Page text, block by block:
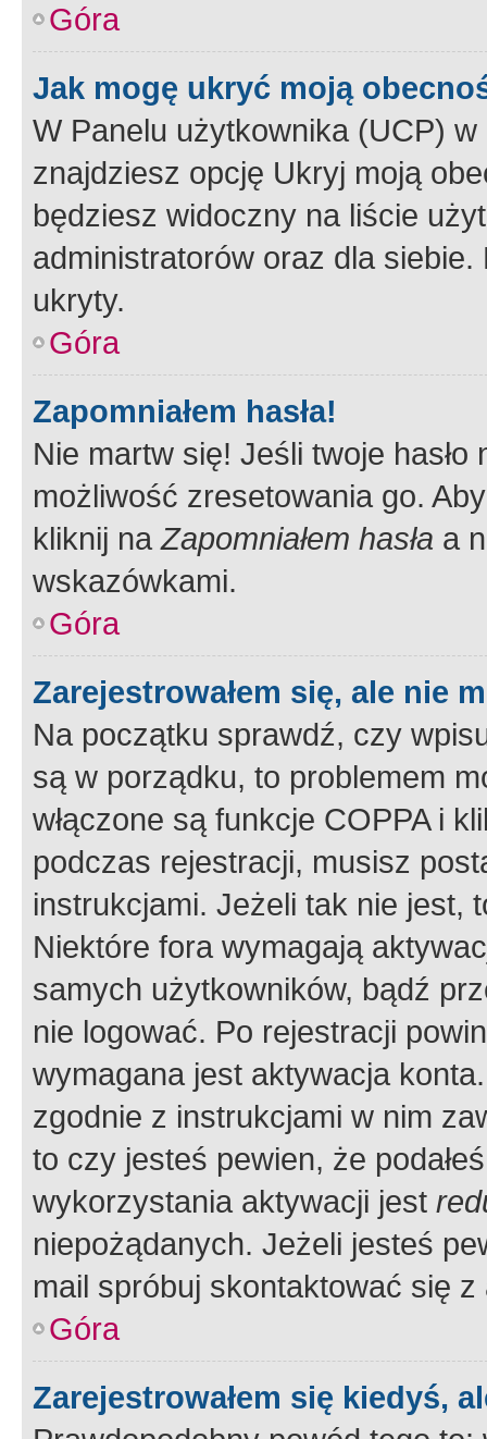
Góra
Jak mogę ukryć moją
W Panelu użytkownika (UCP) w
znajdziesz opcję Ukryj moją
będziesz widoczny na liście
administratorów oraz dla
ukryty.
Góra
Zapomniałem hasła!
Nie martw się! Jeśli twoje
możliwość zresetowania go.
kliknij naZapomniałem hasła a
wskazówkami.
Góra
Zarejestrowałem się, ale nie
Na początku sprawdź, czy
są w porządku, to problemem
włączone są funkcje COPPA i
podczas rejestracji, musisz
instrukcjami. Jeżeli tak nie jest,
Niektóre fora wymagają
samych użytkowników, bądź
nie logować. Po rejestracji
wymagana jest aktywacja
zgodnie z instrukcjami w nim
to czy jesteś pewien, że
wykorzystania aktywacji jest
niepożądanych. Jeżeli jesteś
mail spróbuj skontaktować się
Góra
Zarejestrowałem się kiedyś,